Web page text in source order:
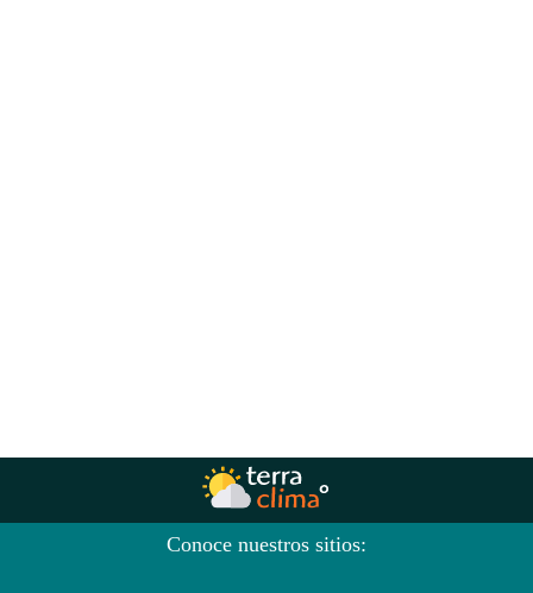
Conoce nuestros sitios: